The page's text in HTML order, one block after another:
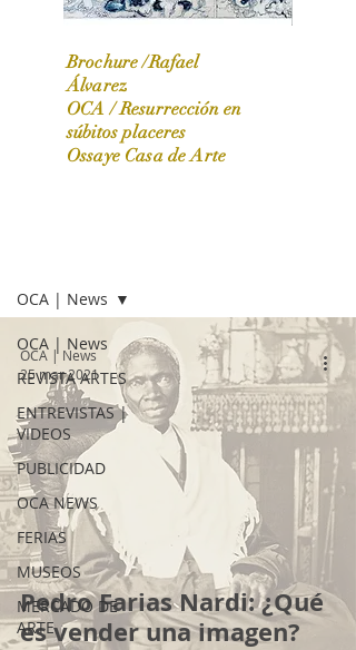
OCA|News 31 / Marzo-Abril / 2024
Brochure /Rafael
Álvarez
OCA /Resurrección en
súbitos placeres
Ossaye Casa de Arte
OCA | News
REVISTA ARTES
ENTREVISTAS |
VIDEOS
PUBLICIDAD
OCA NEWS
FERIAS
MUSEOS
MERCADO DE
ARTE
OCA | News
Pedro Farias Nardi: ¿Qué
es vender una imagen?
OCA | News
25 mar 2021